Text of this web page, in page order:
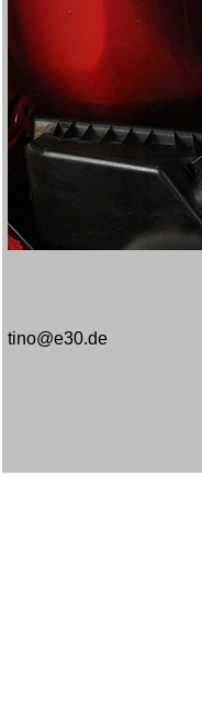
tino@e30.de